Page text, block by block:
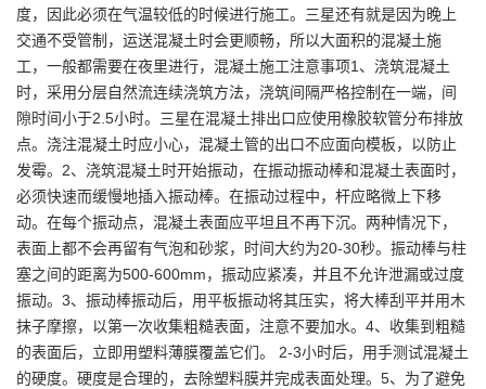
度，因此必须在气温较低的时候进行施工。三星还有就是因为晚上
交通不受管制，运送混凝土时会更顺畅，所以大面积的混凝土施
工，一般都需要在夜里进行，混凝土施工注意事项1、浇筑混凝土
时，采用分层自然流连续浇筑方法，浇筑间隔严格控制在一端，间
隙时间小于2.5小时。三星在混凝土排出口应使用橡胶软管分布排放
点。浇注混凝土时应小心，混凝土管的出口不应面向模板，以防止
发霉。2、浇筑混凝土时开始振动，在振动振动棒和混凝土表面时，
必须快速而缓慢地插入振动棒。在振动过程中，杆应略微上下移
动。在每个振动点，混凝土表面应平坦且不再下沉。两种情况下，
表面上都不会再留有气泡和砂浆，时间大约为20-30秒。振动棒与柱
塞之间的距离为500-600mm，振动应紧凑，并且不允许泄漏或过度
振动。3、振动棒振动后，用平板振动将其压实，将大棒刮平并用木
抹子摩擦，以第一次收集粗糙表面，注意不要加水。4、收集到粗糙
的表面后，立即用塑料薄膜覆盖它们。 2-3小时后，用手测试混凝土
的硬度。硬度是合理的，去除塑料膜并完成表面处理。5、为了避免